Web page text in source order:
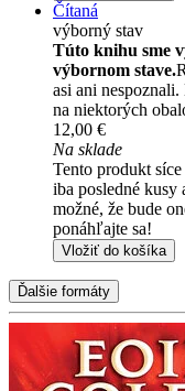
Čítaná
výborný stav
Túto knihu sme
výbornom stave.
asi ani
na niektorých
12,00 €
Na sklade
Tento produkt
iba posledné kusy
možné, že bude
ponáhľajte sa!
Vložiť do košíka
Ďalšie formáty